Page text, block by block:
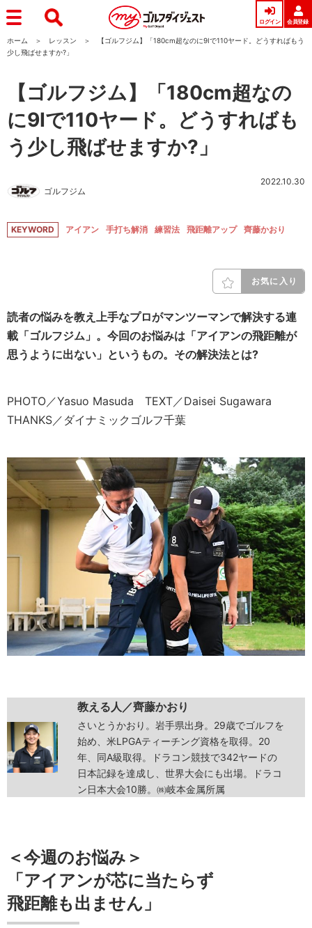
ログイン 会員登録
ホーム レッスン
【ゴルフジム】「180cm超なのに9Iで110ヤード。どうすればもう
少し飛ばせますか?」
【ゴルフジム】「180cm超なの
に9Iで110ヤード。どうすればも
う少し飛ばせますか?」
ゴルフジム
2022.10.30
KEYWORD アイアン 手打ち解消 練習法 飛距離アップ 齊藤かおり
お気に入り
読者の悩みを教え上手なプロがマンツーマンで解決する連
載「ゴルフジム」。今回のお悩みは「アイアンの飛距離が
思うように出ない」というもの。その解決法とは?
PHOTO／Yasuo Masuda TEXT／Daisei Sugawara
THANKS／ダイナミックゴルフ千葉
教える人／齊藤かおり
さいとうかおり。岩手県出身。29歳でゴルフを
始め、米LPGAティーチング資格を取得。20
年、同A級取得。ドラコン競技で342ヤードの
日本記録を達成し、世界大会にも出場。ドラコ
ン日本大会10勝。㈱岐本金属所属
＜今週のお悩み＞
「アイアンが芯に当たらず
飛距離も出ません」